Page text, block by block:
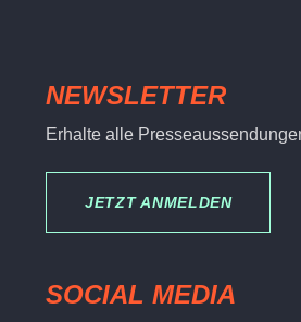
NEWSLETTER
Erhalte alle
JETZT ANMELDEN
SOCIAL MEDIA